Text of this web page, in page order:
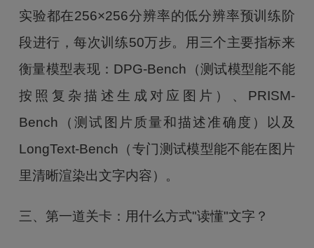
实验都在256×256分辨率的低分辨率预训练阶
段进行，每次训练50万步。用三个主要指标来
衡量模型表现：DPG-Bench（测试模型能不能
按照复杂描述生成对应图片）、PRISM-
Bench（测试图片质量和描述准确度）以及
LongText-Bench（专门测试模型能不能在图片
里清晰渲染出文字内容）。
三、第一道关卡：用什么方式"读懂"文字？